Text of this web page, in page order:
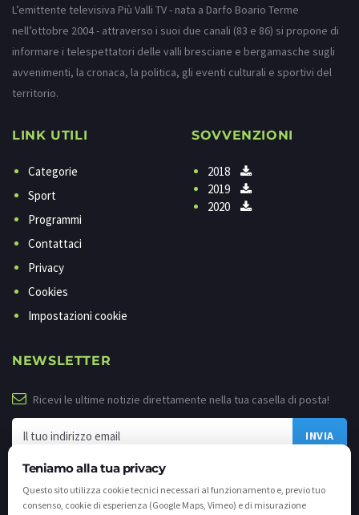
Teniamo alla tua privacy
Questo sito utilizza cookie tecnici necessari al funzionamento e, previo tuo
consenso, cookie di esperienza (Google Maps, Vimeo) e di misurazione
L’emittente televisiva Più Valli TV - nata a Darfo Boario Terme
nell’ottobre 2004 - attraverso i suoi due canali (83 e 86) si propone di
informare i telespettatori delle valli bresciane e bergamasche sugli
avvenimenti, la cronaca, la politica, gli eventi culturali e sportivi del
territorio.
LINK UTILI
Categorie
Sport
Programmi
Contattaci
Privacy
Cookies
Impostazioni cookie
SOVVENZIONI
2018
2019
2020
NEWSLETTER
Ricevi le ultime notizie direttamente nella tua casella di posta!